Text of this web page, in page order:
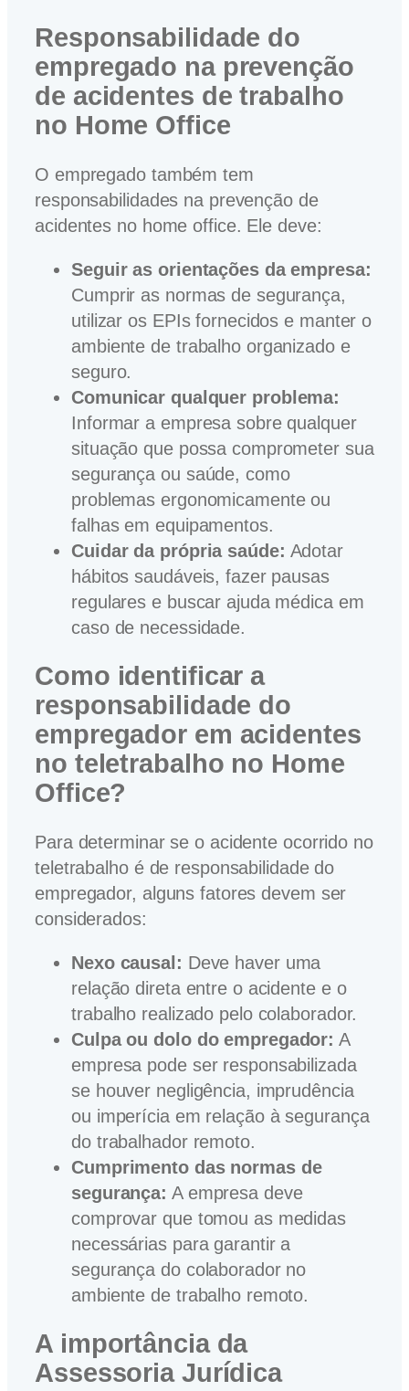
Responsabilidade do
empregado na prevenção
de acidentes de trabalho
no Home Office
O empregado também tem
responsabilidades na prevenção de
acidentes no home office. Ele deve:
Seguir as orientações da empresa:
Cumprir as normas de segurança,
utilizar os EPIs fornecidos e manter o
ambiente de trabalho organizado e
seguro.
Comunicar qualquer problema:
Informar a empresa sobre qualquer
situação que possa comprometer sua
segurança ou saúde, como
problemas ergonomicamente ou
falhas em equipamentos.
Cuidar da própria saúde: Adotar
hábitos saudáveis, fazer pausas
regulares e buscar ajuda médica em
caso de necessidade.
Como identificar a
responsabilidade do
empregador em acidentes
no teletrabalho no Home
Office?
Para determinar se o acidente ocorrido no
teletrabalho é de responsabilidade do
empregador, alguns fatores devem ser
considerados:
Nexo causal: Deve haver uma
relação direta entre o acidente e o
trabalho realizado pelo colaborador.
Culpa ou dolo do empregador: A
empresa pode ser responsabilizada
se houver negligência, imprudência
ou imperícia em relação à segurança
do trabalhador remoto.
Cumprimento das normas de
segurança: A empresa deve
comprovar que tomou as medidas
necessárias para garantir a
segurança do colaborador no
ambiente de trabalho remoto.
A importância da
Assessoria Jurídica